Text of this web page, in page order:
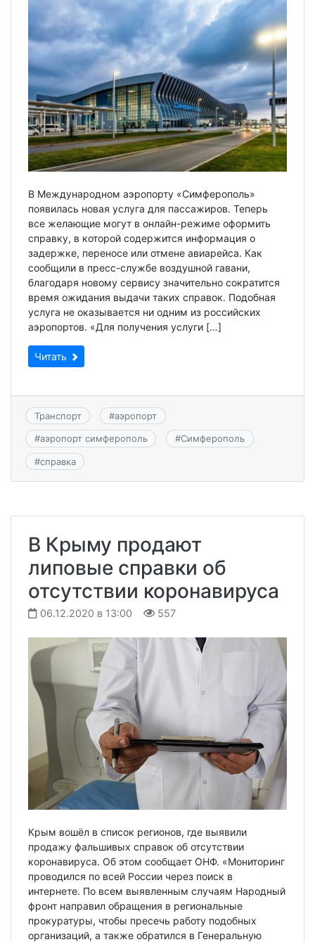
В Международном аэропорту «Симферополь»
появилась новая услуга для пассажиров. Теперь
все желающие могут в онлайн-режиме оформить
справку, в которой содержится информация о
задержке, переносе или отмене авиарейса. Как
сообщили в пресс-службе воздушной гавани,
благодаря новому сервису значительно сократится
время ожидания выдачи таких справок. Подобная
услуга не оказывается ни одним из российских
аэропортов. «Для получения услуги […]
Читать
Транспорт #аэропорт
#аэропорт симферополь #Симферополь
#справка
В Крыму продают
липовые справки об
отсутствии коронавируса
06.12.2020 в 13:00 557
Крым вошёл в список регионов, где выявили
продажу фальшивых справок об отсутствии
коронавируса. Об этом сообщает ОНФ. «Мониторинг
проводился по всей России через поиск в
интернете. По всем выявленным случаям Народный
фронт направил обращения в региональные
прокуратуры, чтобы пресечь работу подобных
организаций, а также обратился в Генеральную